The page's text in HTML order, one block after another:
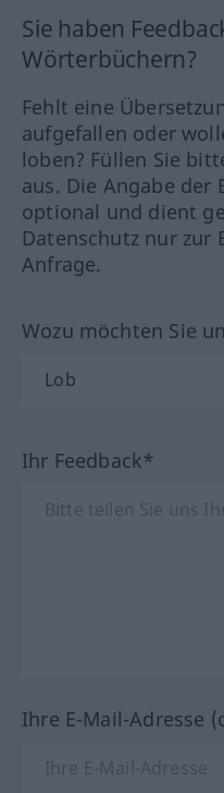
Sie haben
Wörterbüchern?
Fehlt eine
aufgefallen oder
loben? Füllen Sie
aus. Die Angabe der
optional und dient
Datenschutz nur
Anfrage.
Wozu möchten Sie
Ihr Feedback*
Ihre E-Mail-Adresse